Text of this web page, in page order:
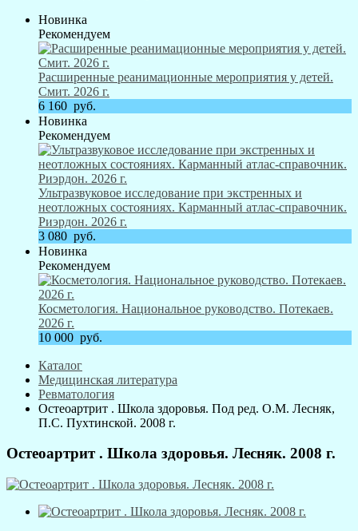
Новинка
Рекомендуем
Расширенные реанимационные мероприятия у детей.
Смит. 2026 г.
6 160 руб.
Новинка
Рекомендуем
Ультразвуковое исследование при экстренных и
неотложных состояниях. Карманный атлас-справочник.
Риэрдон. 2026 г.
3 080 руб.
Новинка
Рекомендуем
Косметология. Национальное руководство. Потекаев.
2026 г.
10 000 руб.
Каталог
Медицинская литература
Ревматология
Остеоартрит . Школа здоровья. Под ред. О.М. Лесняк,
П.С. Пухтинской. 2008 г.
Остеоартрит . Школа здоровья. Лесняк. 2008 г.